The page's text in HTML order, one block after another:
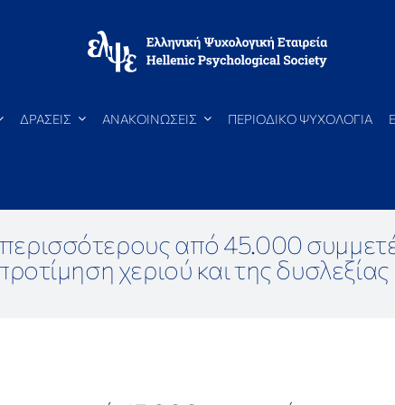
ΔΡΑΣΕΙΣ ΑΝΑΚΟΙΝΩΣΕΙΣ ΠΕΡΙΟΔΙΚΟ ΨΥΧΟΛΟΓΙΑ
από 45.000
χεριού και της δυσλεξίας